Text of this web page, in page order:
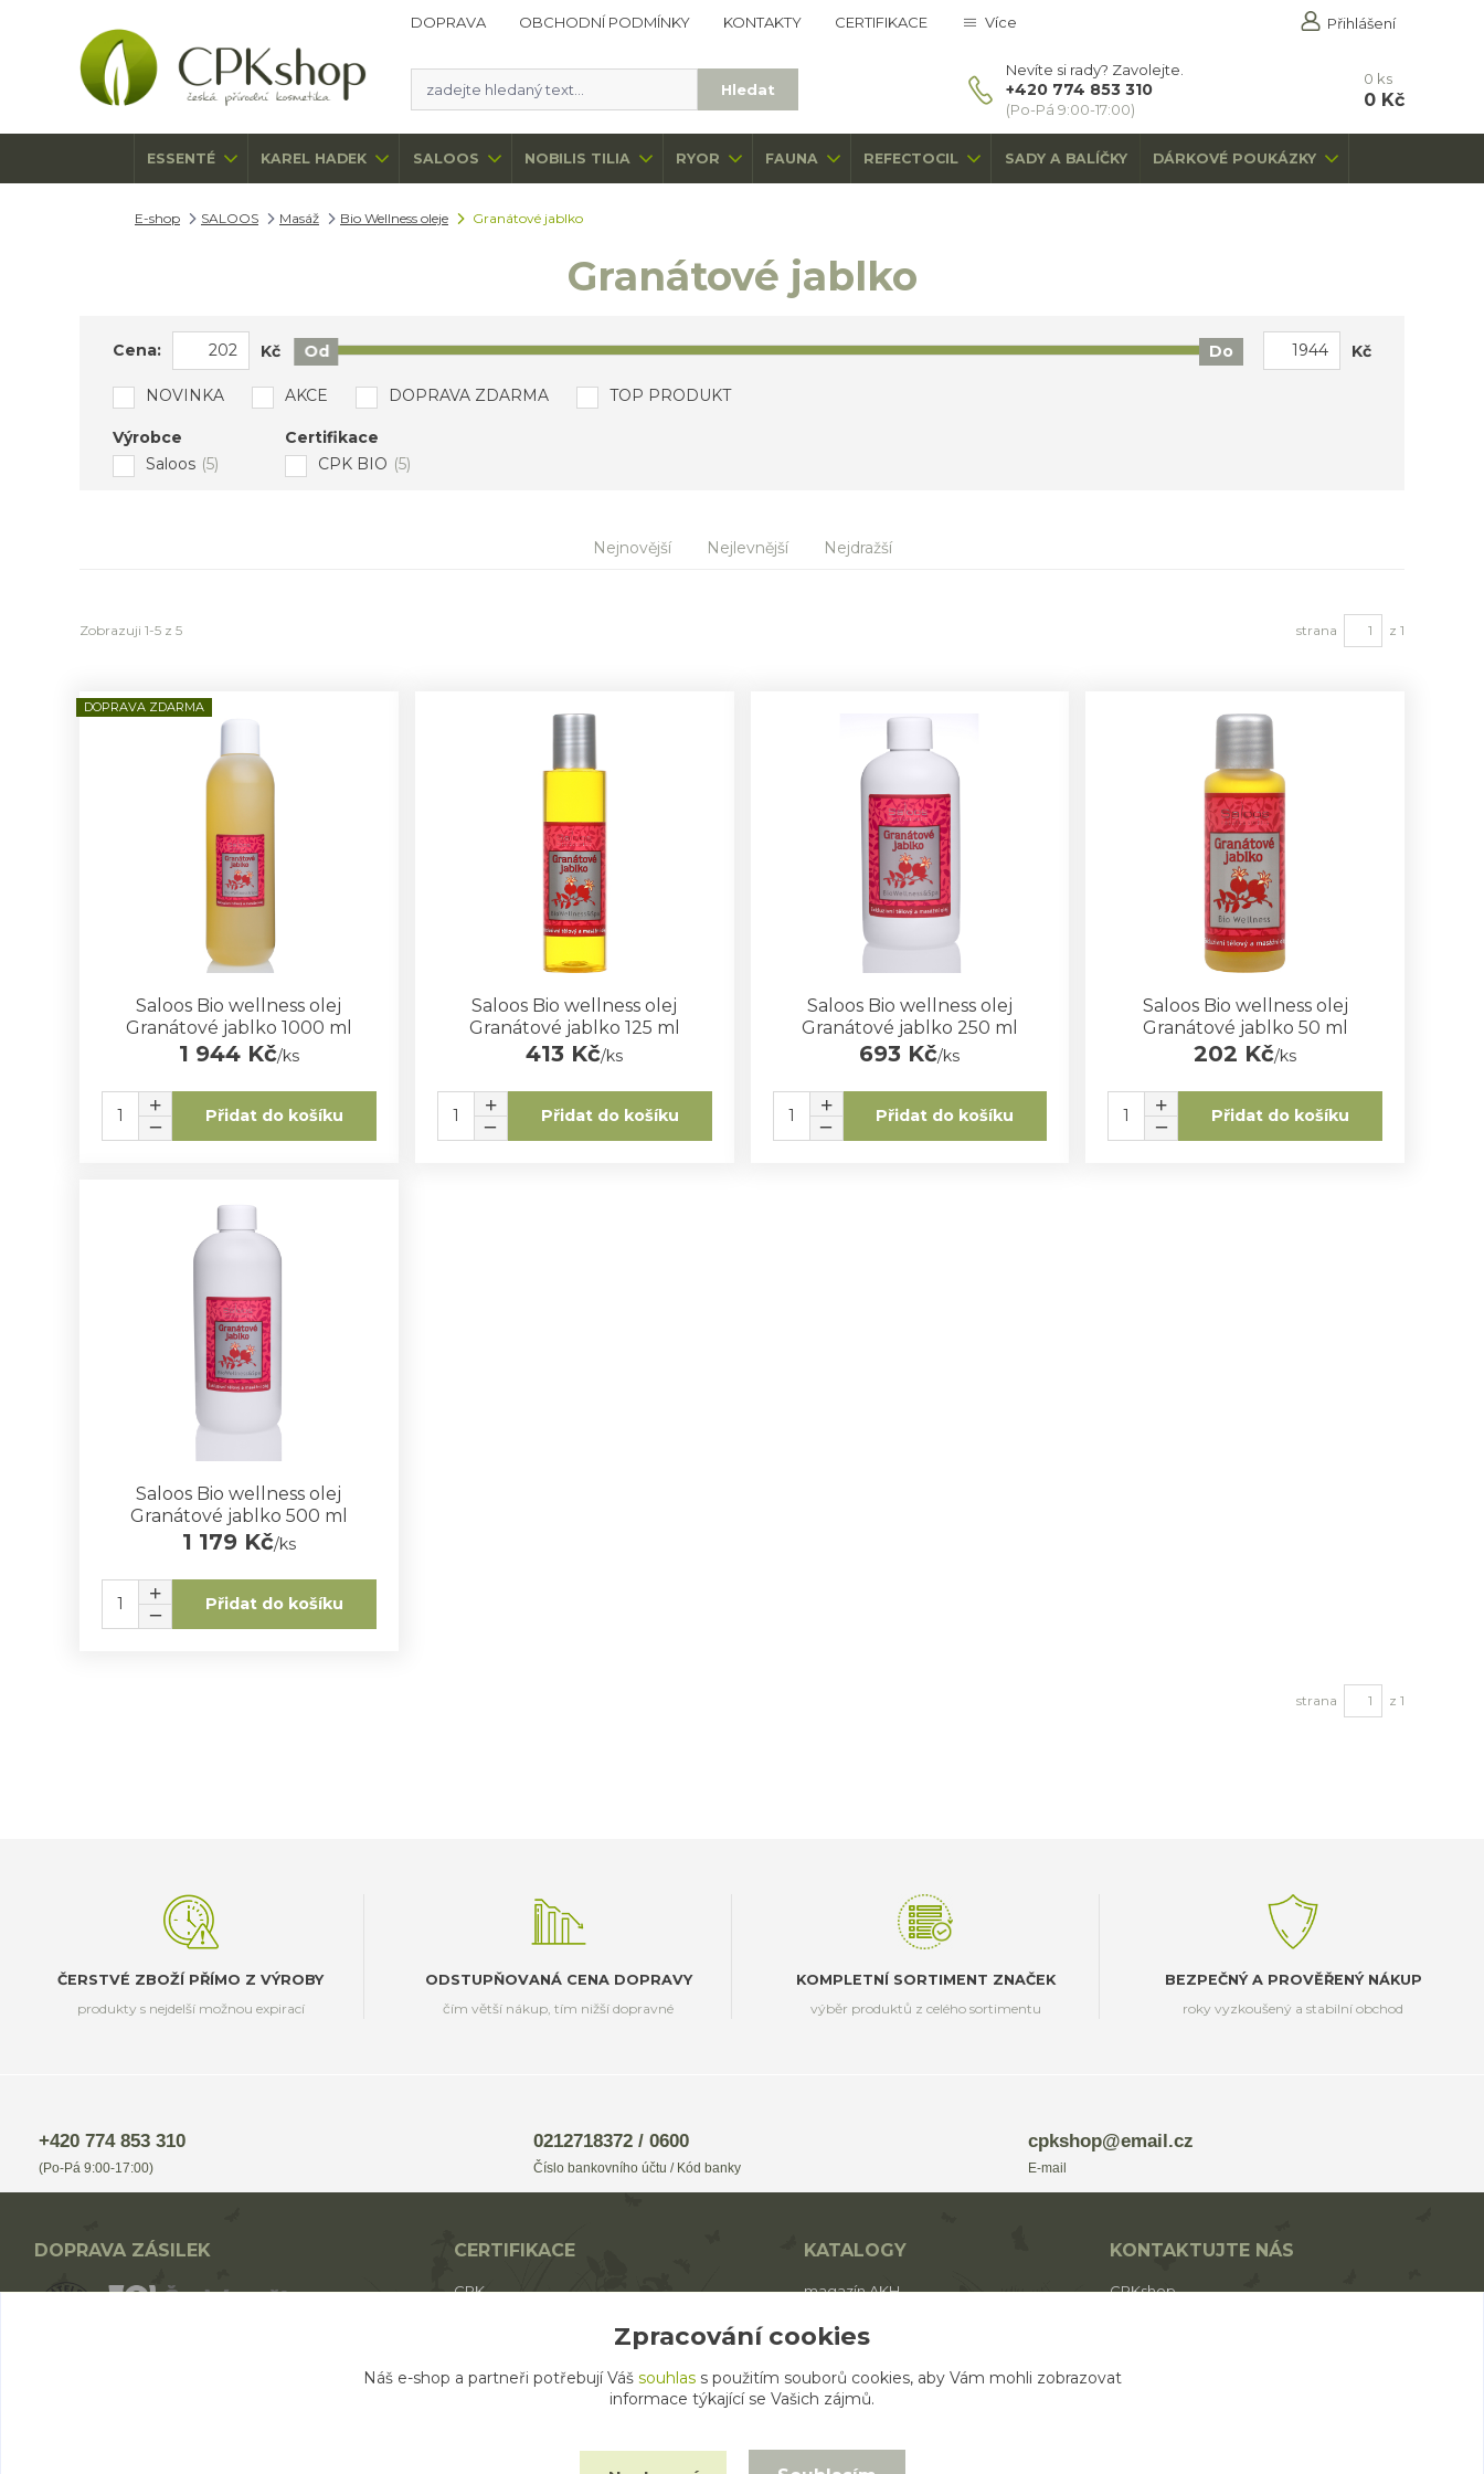
DOPRAVA OBCHODNÍ PODMÍNKY KONTAKTY CERTIFIKACE Více Přihlášení
Hledat
Nevíte si rady? Zavolejte.
+420 774 853 310
(Po-Pá 9:00-17:00)
0 ks
0 Kč
ESSENTÉ KAREL HADEK SALOOS NOBILIS TILIA RYOR FAUNA REFECTOCIL SADY A BALÍČKY DÁRKOVÉ POUKÁZKY
E-shop SALOOS Masáž Bio Wellness oleje Granátové jablko
Granátové jablko
Cena: Kč Od Do Kč
NOVINKA AKCE DOPRAVA ZDARMA TOP PRODUKT
Výrobce
Saloos (5)
Certifikace
CPK BIO (5)
Nejnovější Nejlevnější Nejdražší
Zobrazuji 1-5 z 5 strana z 1
DOPRAVA ZDARMA
Saloos Bio wellness olej
Granátové jablko 1000 ml
1 944 Kč/ks
Přidat do košíku
Saloos Bio wellness olej
Granátové jablko 125 ml
413 Kč/ks
Přidat do košíku
Saloos Bio wellness olej
Granátové jablko 250 ml
693 Kč/ks
Přidat do košíku
Saloos Bio wellness olej
Granátové jablko 50 ml
202 Kč/ks
Přidat do košíku
Saloos Bio wellness olej
Granátové jablko 500 ml
1 179 Kč/ks
Přidat do košíku
strana z 1
ČERSTVÉ ZBOŽÍ PŘÍMO Z VÝROBY
produkty s nejdelší možnou expirací
ODSTUPŇOVANÁ CENA DOPRAVY
čím větší nákup, tím nižší dopravné
KOMPLETNÍ SORTIMENT ZNAČEK
výběr produktů z celého sortimentu
BEZPEČNÝ A PROVĚŘENÝ NÁKUP
roky vyzkoušený a stabilní obchod
+420 774 853 310
(Po-Pá 9:00-17:00)
0212718372 / 0600
Číslo bankovního účtu / Kód banky
cpkshop@email.cz
E-mail
DOPRAVA ZÁSILEK CERTIFIKACE
CPK
BIO produkt ECO zemědělství
KATALOGY
magazín AKH
katalog AKH
katalog SALOOS
KONTAKTUJTE NÁS
CPKshop
Zpracování cookies
Náš e-shop a partneři potřebují Váš souhlass použitím souborů cookies, aby Vám mohli zobrazovat
informace týkající se Vašich zájmů.